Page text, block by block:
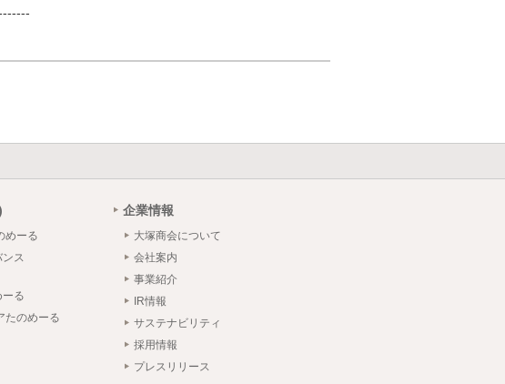
めーる
ス
る
たのめーる
企業情報
大塚商会について
会社案内
事業紹介
IR情報
サステナビリティ
採用情報
プレスリリース